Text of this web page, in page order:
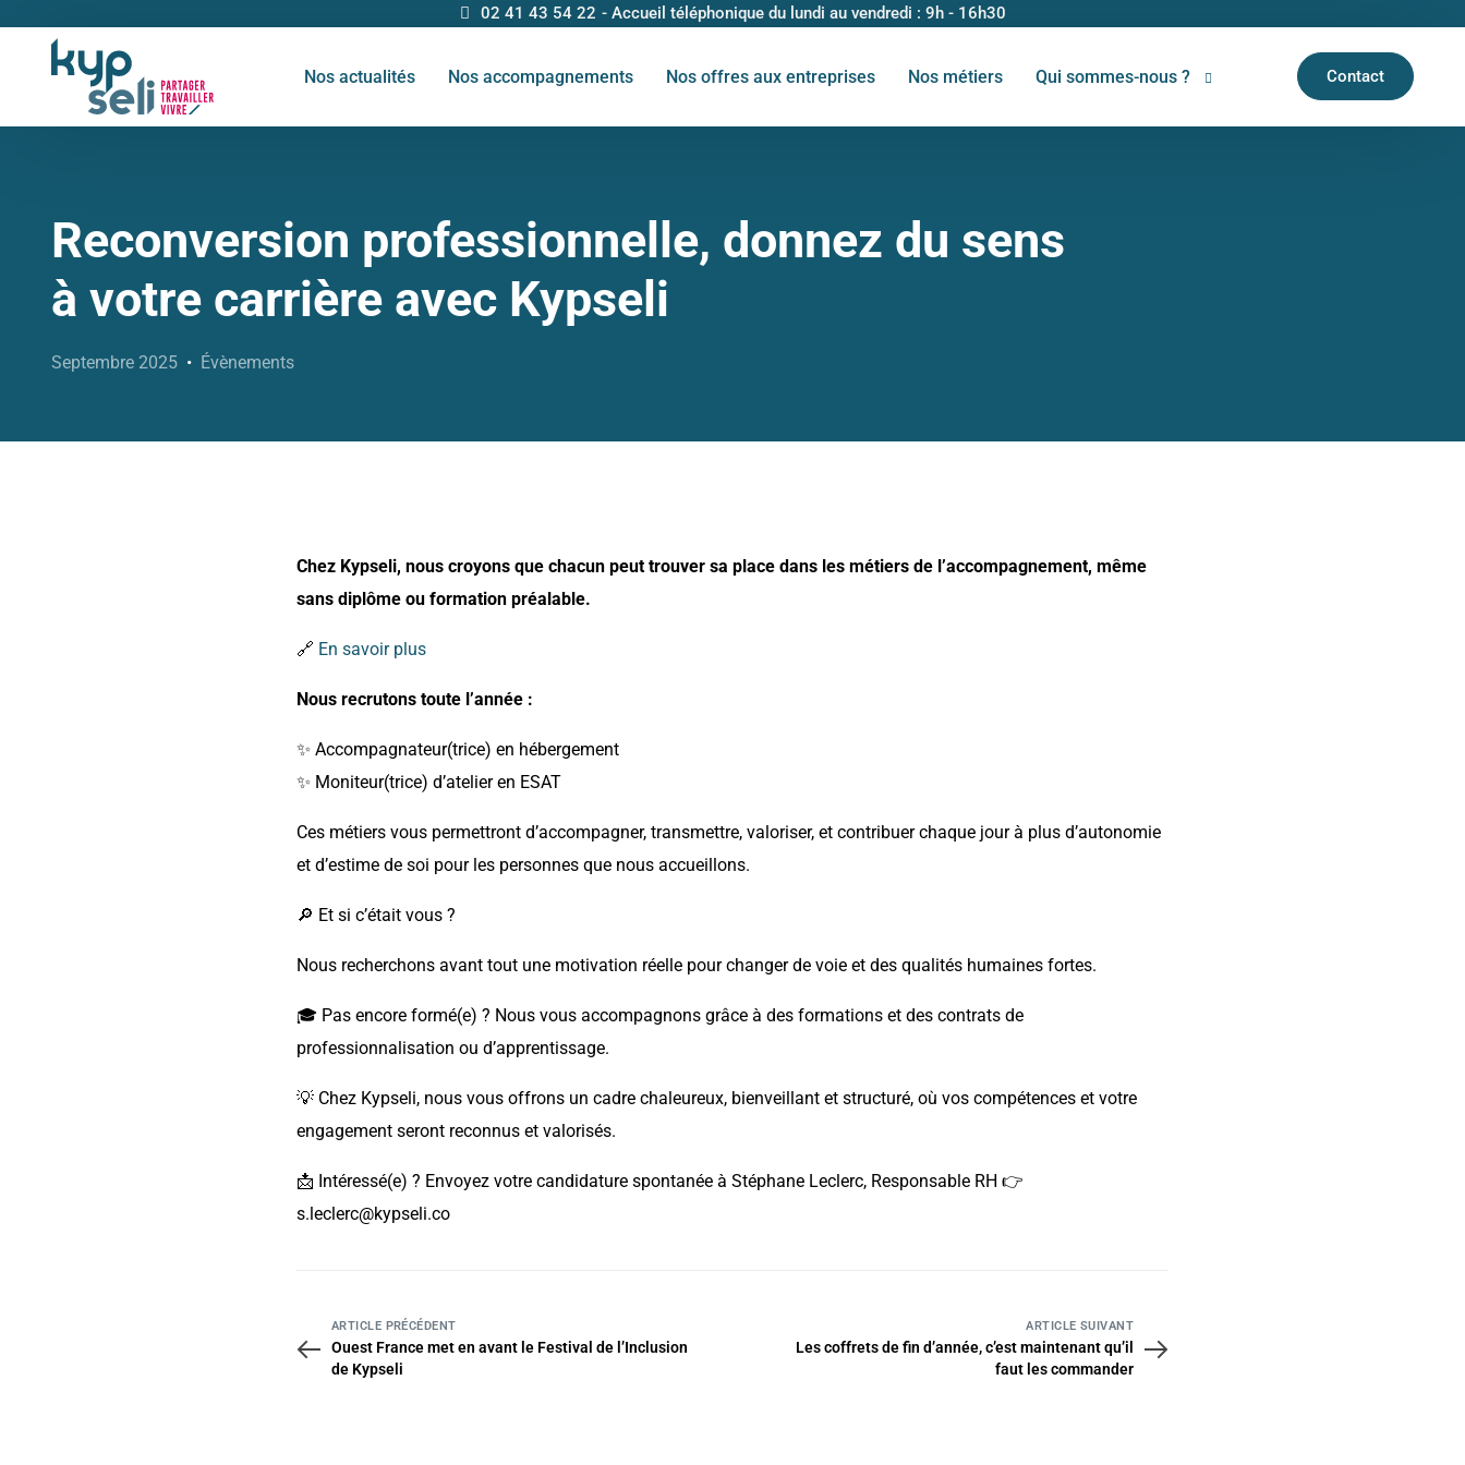
02 41 43 54 22 - Accueil téléphonique du lundi au vendredi : 9h - 16h30
Nos actualités Nos accompagnements Nos offres aux entreprises Nos métiers Qui sommes-nous ? Contact
Reconversion professionnelle, donnez du sens
à votre carrière avec Kypseli
Septembre 2025 Évènements
Chez Kypseli, nous croyons que chacun peut trouver sa place dans les métiers de l’accompagnement, même
sans diplôme ou formation préalable.
🔗 En savoir plus
Nous recrutons toute l’année :
✨ Accompagnateur(trice) en hébergement
✨ Moniteur(trice) d’atelier en ESAT
Ces métiers vous permettront d’accompagner, transmettre, valoriser, et contribuer chaque jour à plus d’autonomie
et d’estime de soi pour les personnes que nous accueillons.
🔎 Et si c’était vous ?
Nous recherchons avant tout une motivation réelle pour changer de voie et des qualités humaines fortes.
🎓 Pas encore formé(e) ? Nous vous accompagnons grâce à des formations et des contrats de
professionnalisation ou d’apprentissage.
💡 Chez Kypseli, nous vous offrons un cadre chaleureux, bienveillant et structuré, où vos compétences et votre
engagement seront reconnus et valorisés.
📩 Intéressé(e) ? Envoyez votre candidature spontanée à Stéphane Leclerc, Responsable RH 👉
s.leclerc@kypseli.co
ARTICLE PRÉCÉDENT
Ouest France met en avant le Festival de l’Inclusion
de Kypseli
ARTICLE SUIVANT
Les coffrets de fin d’année, c’est maintenant qu’il
faut les commander